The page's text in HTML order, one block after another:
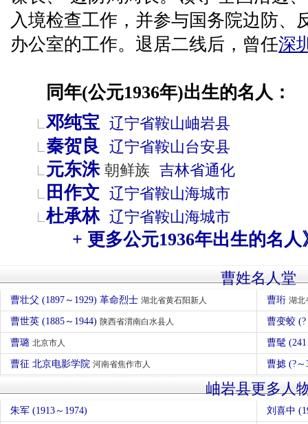
入境检查工作，并参与国务院边防、
办公室的工作。退居二线后，曾任深
同年(公元1936年)出生的名人：
邓纯宝 辽宁省鞍山岫岩县
秦贺良 辽宁省鞍山台安县
元东洙 朝鲜族 吉林省通化
田作文 辽宁省鞍山海城市
杜承林 辽宁省鞍山海城市
+ 更多公元1936年出生的名人
曹姓名人堂
曹壮父 (1897～1929) 革命烈士 湖北省黄石阳新人 曹珩 湖北
曹世英 (1885～1944) 陕西省渭南白水县人 曹变蛟
曹璐 北京市人 曹髦
曹征 北京电影学院 河南省焦作市人 曹摅 (?
岫岩县更多人
朱军 (1913～1974) 刘喜中